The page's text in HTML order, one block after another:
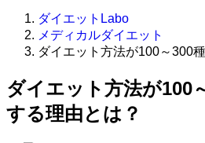
ダイエットLabo
メディカルダイエット
ダイエット方法が100～300
ダイエット方法が100
する理由とは？